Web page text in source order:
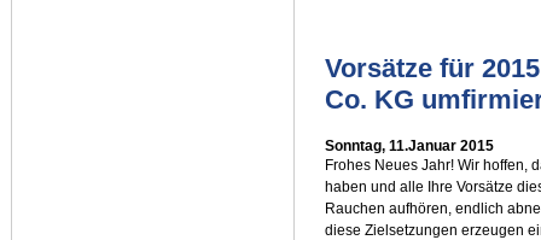
Vorsätze für
Co. KG
Sonntag, 11.Januar 2015
Frohes Neues Jahr! Wir hoffen,
haben und alle Ihre Vorsätze
Rauchen aufhören, endlich
diese Zielsetzungen erzeugen